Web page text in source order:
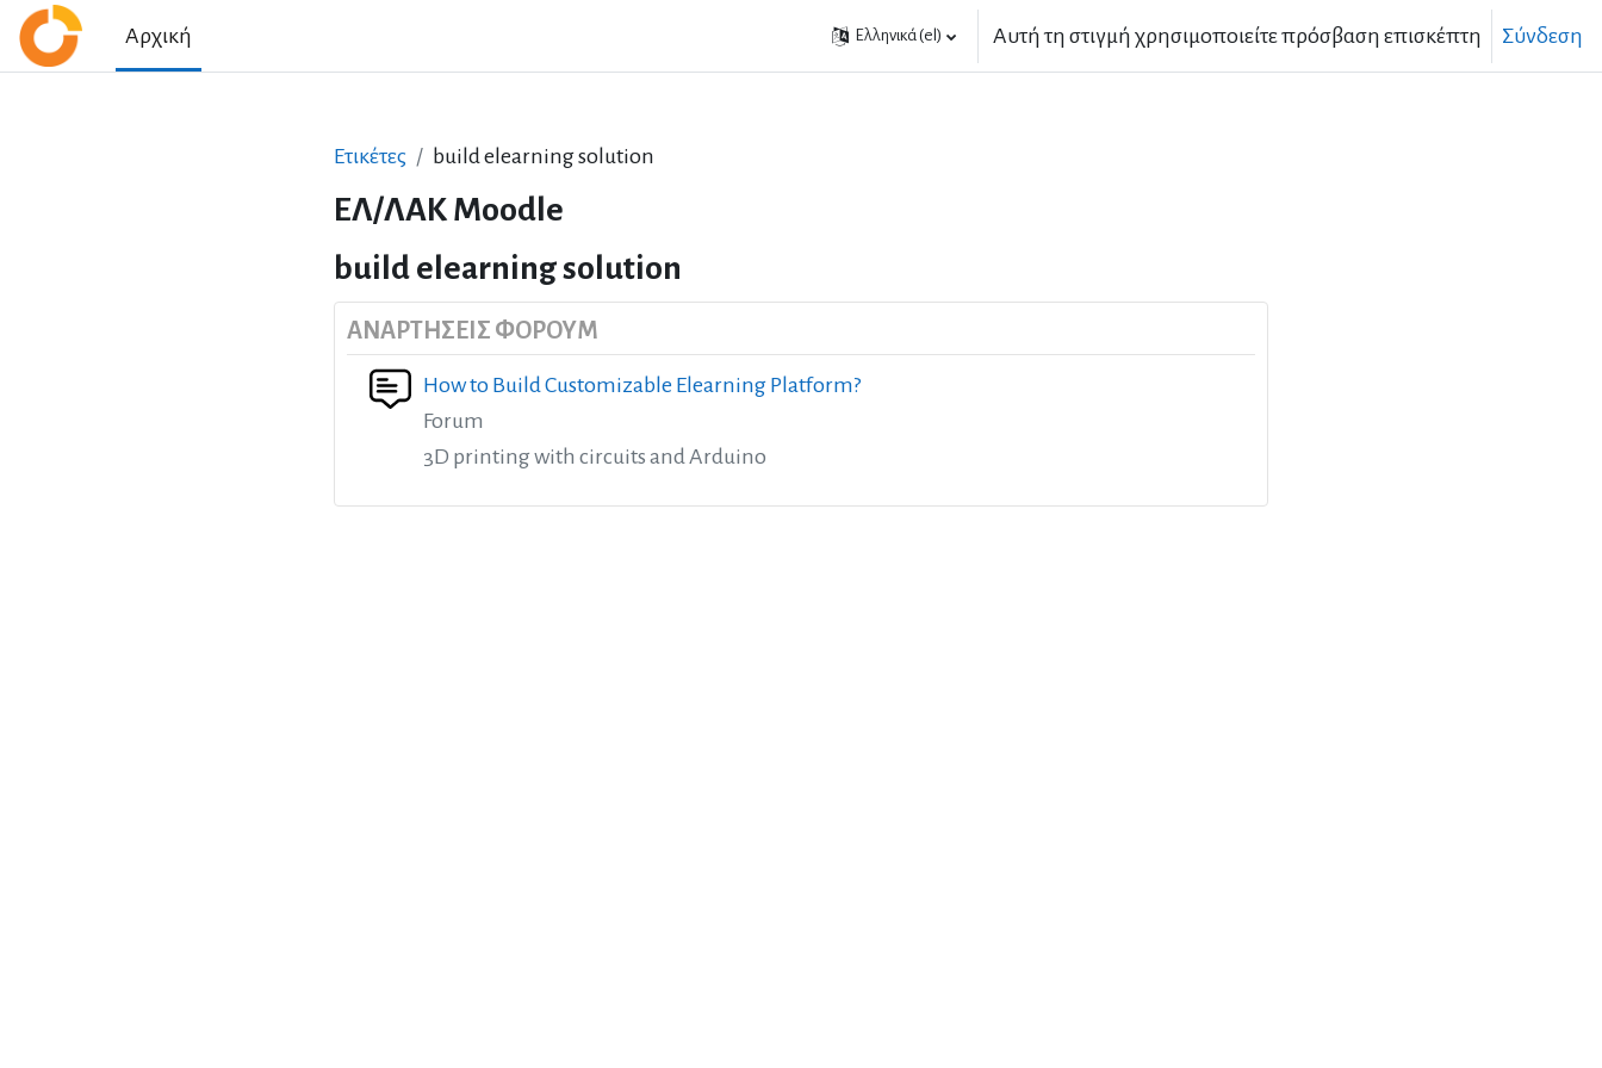
Μετάβαση στο κεντρικό περιεχόμενο
Αρχική
Ελληνικά ‎(el)‎ Αυτή τη στιγμή χρησιμοποιείτε πρόσβαση επισκέπτη Σύνδεση
Ετικέτες build elearning solution
ΕΛ/ΛΑΚ Moodle
build elearning solution
ΑΝΑΡΤΉΣΕΙΣ ΦΌΡΟΥΜ
How to Build Customizable Elearning Platform?
Forum
3D printing with circuits and Arduino